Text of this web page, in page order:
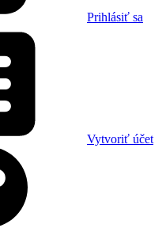
Prihlásiť sa
Vytvoriť účet